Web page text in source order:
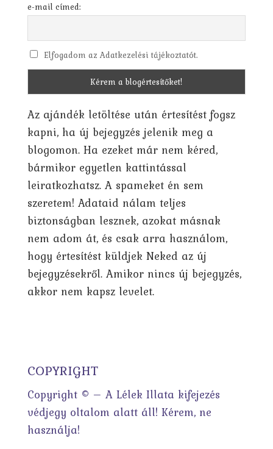
e-mail címed:
Elfogadom az Adatkezelési tájékoztatót.
Az ajándék letöltése után értesítést fogsz
kapni, ha új bejegyzés jelenik meg a
blogomon. Ha ezeket már nem kéred,
bármikor egyetlen kattintással
leiratkozhatsz. A spameket én sem
szeretem! Adataid nálam teljes
biztonságban lesznek, azokat másnak
nem adom át, és csak arra használom,
hogy értesítést küldjek Neked az új
bejegyzésekről. Amikor nincs új bejegyzés,
akkor nem kapsz levelet.
COPYRIGHT
Copyright © – A Lélek Illata kifejezés
védjegy oltalom alatt áll! Kérem, ne
használja!